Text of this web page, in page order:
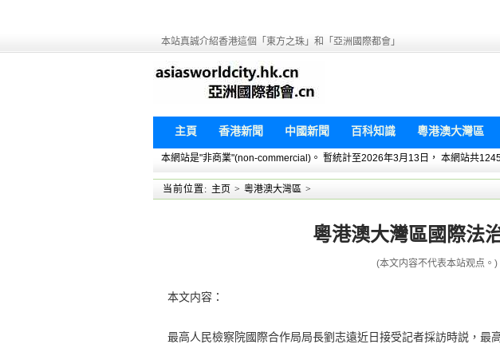
本站真誠介紹香港這個「東方之珠」和「亞洲國際都會」
主頁 香港新聞 中國新聞 百科知識 粵港澳大灣區
本網站是"非商業"(non-commercial)。 暫統計至2026年3月13日， 本網站共
当前位置: 主页 > 粵港澳大灣區 >
粵港澳大灣區國際法
(本文内容不代表本站观点。)
本文内容：
最高人民檢察院國際合作局局長劉志遠近日接受記者採訪時説，最